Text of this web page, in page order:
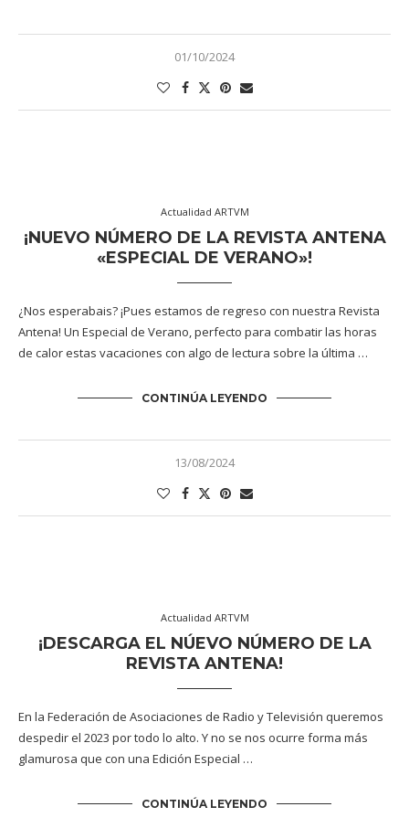
01/10/2024
Actualidad ARTVM
¡NUEVO NÚMERO DE LA REVISTA ANTENA
«ESPECIAL DE VERANO»!
¿Nos esperabais? ¡Pues estamos de regreso con nuestra Revista
Antena! Un Especial de Verano, perfecto para combatir las horas
de calor estas vacaciones con algo de lectura sobre la última …
CONTINÚA LEYENDO
13/08/2024
Actualidad ARTVM
¡DESCARGA EL NÚEVO NÚMERO DE LA
REVISTA ANTENA!
En la Federación de Asociaciones de Radio y Televisión queremos
despedir el 2023 por todo lo alto. Y no se nos ocurre forma más
glamurosa que con una Edición Especial …
CONTINÚA LEYENDO